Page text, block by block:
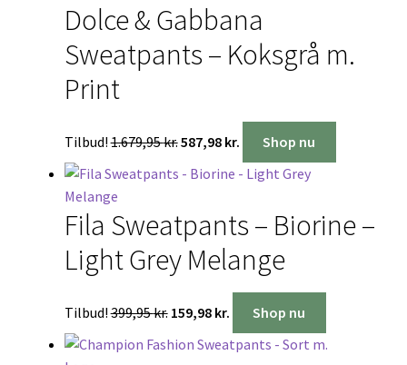
Dolce & Gabbana
Sweatpants – Koksgrå m.
Print
Tilbud!1.679,95kr.
oprindelige
pris
1.679,95 kr..
587,98 kr.
aktuelle
pris
587,98 kr..
Shop nu
Fila Sweatpants – Biorine –
Light Grey Melange
Tilbud!399,95kr.
oprindelige
pris
159,98 kr.
aktuelle
pris
Shop nu